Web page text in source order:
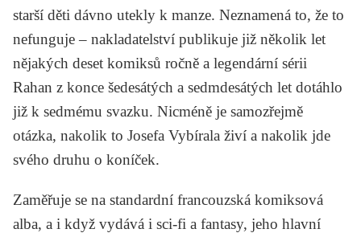
ILIGLOSA
starší děti dávno utekly k manze. Neznamená to, že to
nefunguje – nakladatelství publikuje již několik let
nějakých deset komiksů ročně a legendární sérii
Rahan z konce šedesátých a sedmdesátých let dotáhlo
již k sedmému svazku. Nicméně je samozřejmě
otázka, nakolik to Josefa Vybírala živí a nakolik jde
svého druhu o koníček.
Zaměřuje se na standardní francouzská komiksová
alba, a i když vydává i sci-fi a fantasy, jeho hlavní